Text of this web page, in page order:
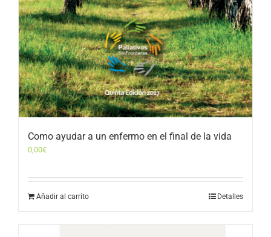
Como ayudar a un enfermo en el final de la vida
0,00€
Añadir al carrito Detalles